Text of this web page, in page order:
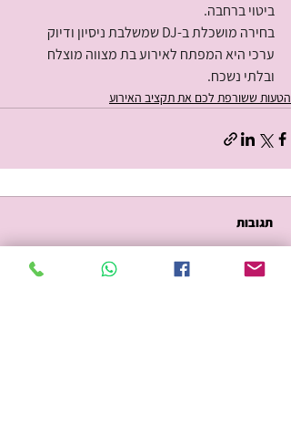
ביטוי ברחבה.
בחירה מושכלת ב-DJ שמשלבת ניסיון ודיוק
ערכי היא המפתח לאירוע בת מצווה מוצלח
ובלתי נשכח.
הטעות ששורפת לכם את תקציב האירוע
תגובות